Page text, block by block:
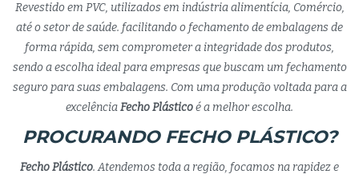
Revestido em PVC, utilizados em indústria alimentícia, Comércio,
até o setor de saúde. facilitando o fechamento de embalagens de
forma rápida, sem comprometer a integridade dos produtos,
sendo a escolha ideal para empresas que buscam um fechamento
seguro para suas embalagens. Com uma produção voltada para a
excelênciaFecho Plásticoé a melhor escolha.
PROCURANDO FECHO PLÁSTICO?
Fecho Plástico. Atendemos toda a região, focamos na rapidez e